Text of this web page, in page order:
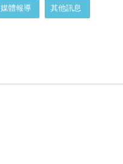
媒體報導 其他訊息